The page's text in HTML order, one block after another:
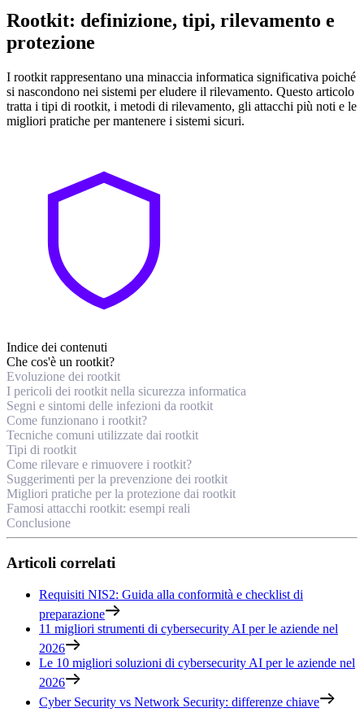
Rootkit: definizione, tipi, rilevamento e
protezione
I rootkit rappresentano una minaccia informatica significativa poiché
si nascondono nei sistemi per eludere il rilevamento. Questo articolo
tratta i tipi di rootkit, i metodi di rilevamento, gli attacchi più noti e le
migliori pratiche per mantenere i sistemi sicuri.
Indice dei contenuti
Che cos'è un rootkit?
Evoluzione dei rootkit
I pericoli dei rootkit nella sicurezza informatica
Segni e sintomi delle infezioni da rootkit
Come funzionano i rootkit?
Tecniche comuni utilizzate dai rootkit
Tipi di rootkit
Come rilevare e rimuovere i rootkit?
Suggerimenti per la prevenzione dei rootkit
Migliori pratiche per la protezione dai rootkit
Famosi attacchi rootkit: esempi reali
Conclusione
Articoli correlati
Requisiti NIS2: Guida alla conformità e checklist di
preparazione
11 migliori strumenti di cybersecurity AI per le aziende nel
2026
Le 10 migliori soluzioni di cybersecurity AI per le aziende nel
2026
Cyber Security vs Network Security: differenze chiave